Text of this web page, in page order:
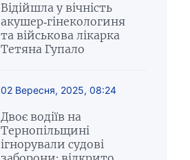
Відійшла у вічність
акушер-гінекологиня
та військова лікарка
Тетяна Гупало
02 Вересня, 2025, 08:24
Двоє водіїв на
Тернопільщині
ігнорували судові